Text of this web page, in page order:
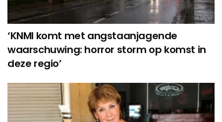
‘KNMI komt met angstaanjagende
waarschuwing: horror storm op komst in
deze regio’